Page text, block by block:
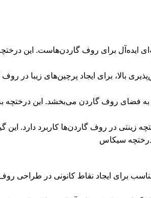
ایده‌آل برای روف گاردن‌هاست. این
بالا، برای ایجاد پرچین‌های زیبا
فضای روف گاردن می‌بخشد. این درختچه به
زینتی در روف گاردن‌ها کاربرد دارد. این
برای ایجاد نقاط کانونی در طراحی